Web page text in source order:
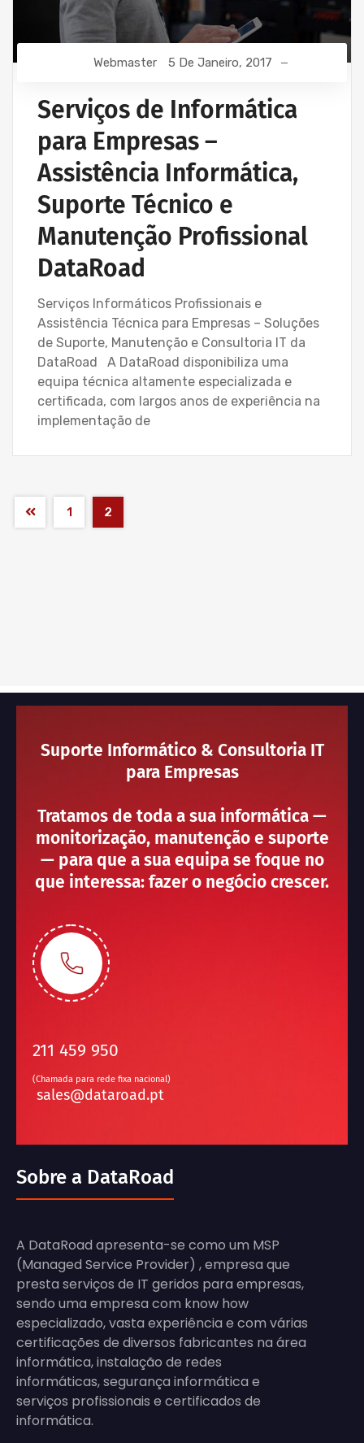
Webmaster 5 De Janeiro, 2017
Serviços de Informática
para Empresas –
Assistência Informática,
Suporte Técnico e
Manutenção Profissional
DataRoad
Serviços Informáticos Profissionais e
Assistência Técnica para Empresas – Soluções
de Suporte, Manutenção e Consultoria IT da
DataRoad A DataRoad disponibiliza uma
equipa técnica altamente especializada e
certificada, com largos anos de experiência na
implementação de
1 2
Suporte Informático & Consultoria IT
para Empresas
Tratamos de toda a sua informática —
monitorização, manutenção e suporte
— para que a sua equipa se foque no
que interessa: fazer o negócio crescer.
211 459 950
(Chamada para rede fixa nacional)
sales@dataroad.pt
Sobre a DataRoad
A DataRoad apresenta-se como um MSP
(Managed Service Provider) , empresa que
presta serviços de IT geridos para empresas,
sendo uma empresa com know how
especializado, vasta experiência e com várias
certificações de diversos fabricantes na área
informática, instalação de redes
informáticas, segurança informática e
serviços profissionais e certificados de
informática.